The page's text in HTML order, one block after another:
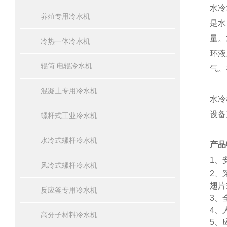
养殖专用冷水机
冷热一体冷水机
辊筒 电辊冷水机
混凝土专用冷水机
螺杆式工业冷水机
水冷式螺杆冷水机
风冷式螺杆冷水机
反应釜专用冷水机
高分子材料冷水机
水
是
量
环
气
水
设
产
1、
2、
翅
3、
4、
5、